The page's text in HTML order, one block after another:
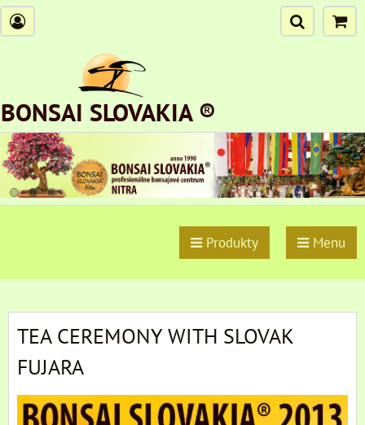
BONSAI SLOVAKIA ®
Produkty Menu
TEA CEREMONY WITH SLOVAK
FUJARA